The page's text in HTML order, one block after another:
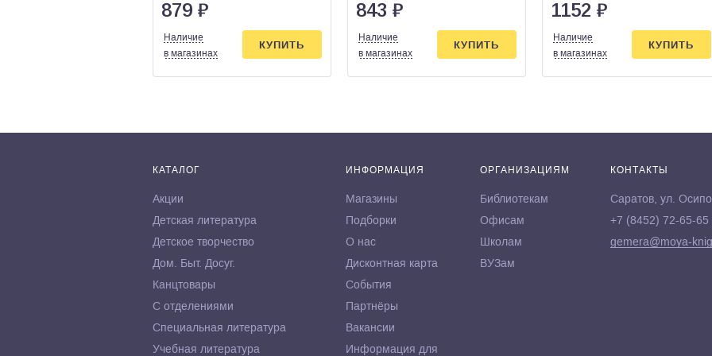
879 ₽
Наличие
в магазинах
КУПИТЬ
843 ₽
Наличие
в магазинах
КУПИТЬ
1152 ₽
Наличие
в магазинах
КУПИТЬ
КАТАЛОГ
Акции
Детская литература
Детское творчество
Дом. Быт. Досуг.
Канцтовары
С отделениями
Специальная литература
Учебная литература
ИНФОРМАЦИЯ
Магазины
Подборки
О нас
Дисконтная карта
События
Партнёры
Вакансии
Информация для
ОРГАНИЗАЦИЯМ
Библиотекам
Офисам
Школам
ВУЗам
КОНТАКТЫ
Саратов, ул.
+7 (8452) 72-65-65
gemera@moya-